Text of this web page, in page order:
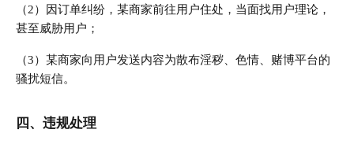
（2）因订单纠纷，某商家前往用户住处，当面找用户理论，
甚至威胁用户；
（3）某商家向用户发送内容为散布淫秽、色情、赌博平台的
骚扰短信。
四、违规处理